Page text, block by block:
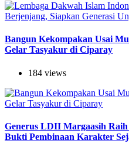
Bangun Kekompakan Usai
Gelar Tasyakur di Ciparay
184 views
Generus LDII Margaasih
Bukti Pembinaan Karakter